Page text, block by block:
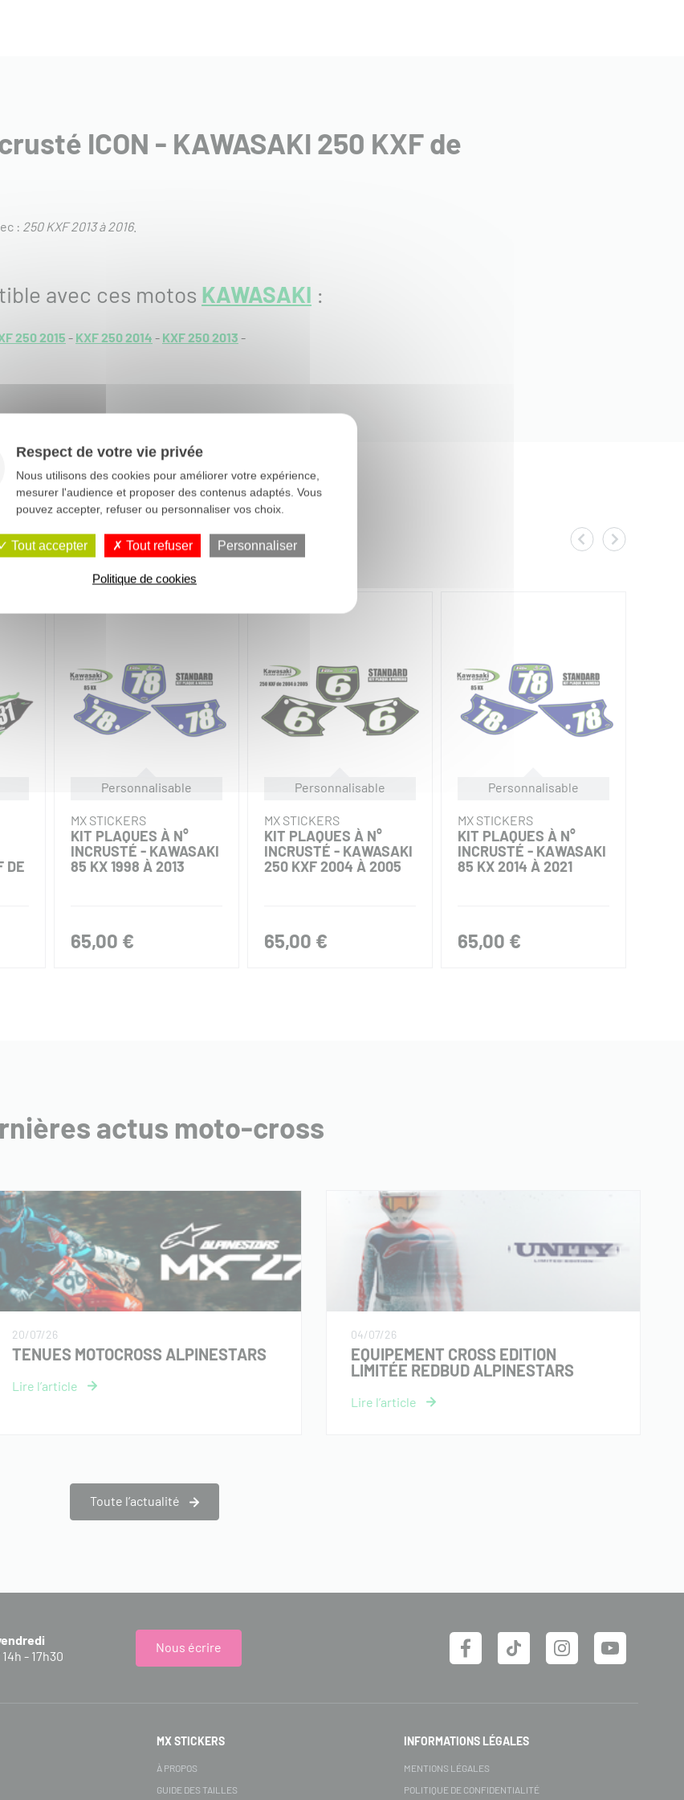
ICON - KAWASAKI 250 KXF de
: 250 KXF 2013 à 2016.
avec ces motos KAWASAKI :
250 2015 - KXF 250 2014 - KXF 250 2013 -
DE
Personnalisable
MX STICKERS
KIT PLAQUES À N°
INCRUSTÉ - KAWASAKI
85 KX 1998 À 2013
65,00 €
Personnalisable
MX STICKERS
KIT PLAQUES À N°
INCRUSTÉ - KAWASAKI
250 KXF 2004 À 2005
65,00 €
Personnalisable
MX STICKERS
KIT PLAQUES À N°
INCRUSTÉ - KAWASAKI
85 KX 2014 À 2021
65,00 €
actus moto-cross
20/07/26
TENUES MOTOCROSS ALPINESTARS
04/07/26
EQUIPEMENT CROSS EDITION
LIMITÉE REDBUD ALPINESTARS
Toute l’actualité
- 17h30
Nous écrire
MX STICKERS
À PROPOS
GUIDE DES TAILLES
INFORMATIONS LÉGALES
MENTIONS LÉGALES
POLITIQUE DE CONFIDENTIALITÉ
Respect de votre vie privée
Nous utilisons des cookies pour améliorer votre expérience,
mesurer l'audience et proposer des contenus adaptés. Vous
pouvez accepter, refuser ou personnaliser vos choix.
Tout accepter Tout refuser Personnaliser
Politique de cookies